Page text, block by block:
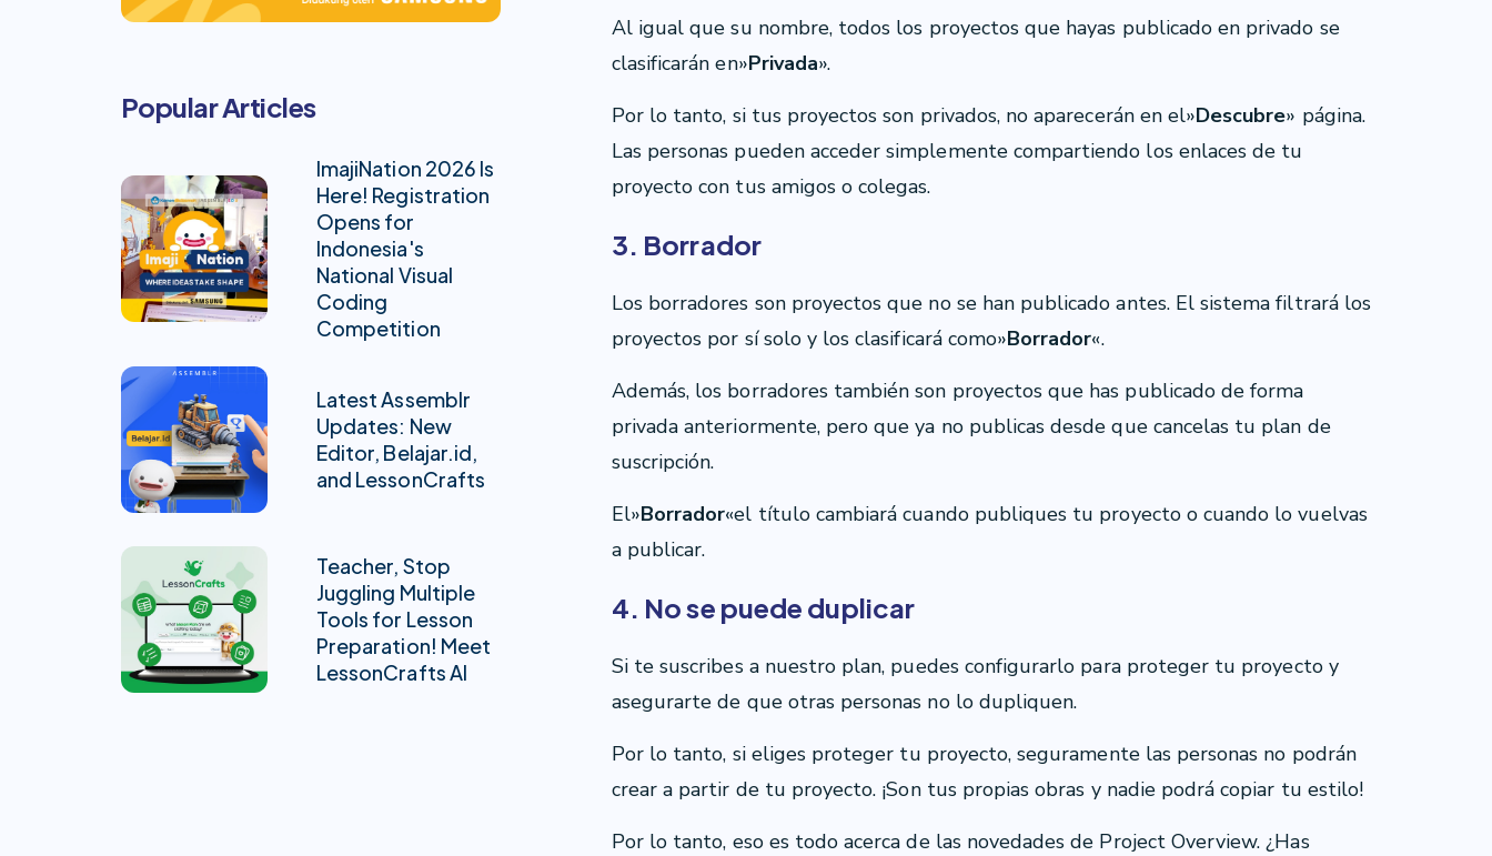
Popular Articles
ImajiNation 2026 Is
Here! Registration
Opens for
Indonesia's
National Visual
Coding
Competition
Latest Assemblr
Updates: New
Editor, Belajar.id,
and LessonCrafts
Teacher, Stop
Juggling Multiple
Tools for Lesson
Preparation! Meet
LessonCrafts AI
Al igual que su nombre, todos los proyectos que hayas publicado en privado se
clasificarán en»Privada».
Por lo tanto, si tus proyectos son privados, no aparecerán en el»Descubre» página.
Las personas pueden acceder simplemente compartiendo los enlaces de tu
proyecto con tus amigos o colegas.
3. Borrador
Los borradores son proyectos que no se han publicado antes. El sistema filtrará los
proyectos por sí solo y los clasificará como»Borrador«.
Además, los borradores también son proyectos que has publicado de forma
privada anteriormente, pero que ya no publicas desde que cancelas tu plan de
suscripción.
El»Borrador«el título cambiará cuando publiques tu proyecto o cuando lo vuelvas
a publicar.
4. No se puede duplicar
Si te suscribes a nuestro plan, puedes configurarlo para proteger tu proyecto y
asegurarte de que otras personas no lo dupliquen.
Por lo tanto, si eliges proteger tu proyecto, seguramente las personas no podrán
crear a partir de tu proyecto. ¡Son tus propias obras y nadie podrá copiar tu estilo!
Por lo tanto, eso es todo acerca de las novedades de Project Overview. ¿Has